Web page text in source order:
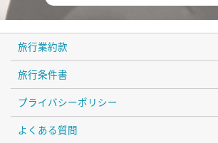
旅行業約款
旅行条件書
プライバシーポリシー
よくある質問